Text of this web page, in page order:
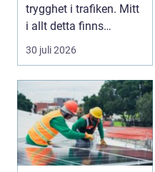
trygghet i trafiken. Mitt
i allt detta finns
riskutbild...
30 juli 2026